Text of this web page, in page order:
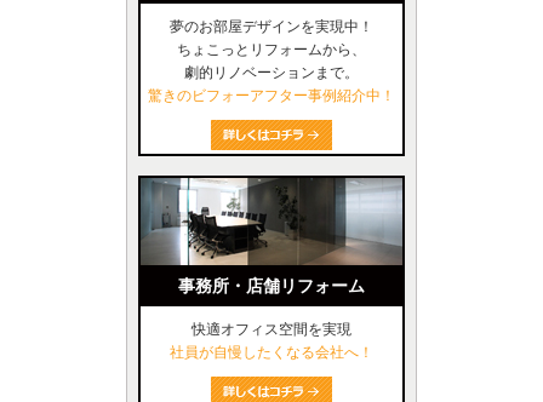
夢のお部屋デザインを実現中！
ちょこっとリフォームから、
劇的リノベーションまで。
驚きのビフォーアフター事例紹介中！
事務所・店舗リフォーム
快適オフィス空間を実現
社員が自慢したくなる会社へ！